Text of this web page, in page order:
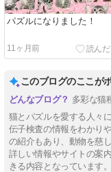
パズルになりました！
11ヶ月前
このブログのここが
多彩な猫
猫とパズルを愛する人々
伝子検査の情報をわかり
の紹介もあり、動物を慈
詳しい情報やサイトの案
きる内容となっています。